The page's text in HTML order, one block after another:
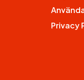
Privacy